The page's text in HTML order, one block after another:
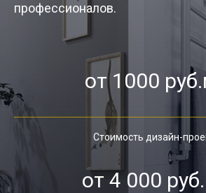
профессионалов.
от 1000
Стоимость дизайн-
от 4 000